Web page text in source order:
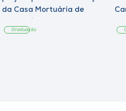
da Casa Mortuária de
Graduação